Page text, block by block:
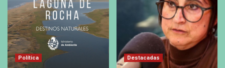
Política Destacadas